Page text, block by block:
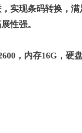
实现条码转换，
性强。
，内存16G，硬